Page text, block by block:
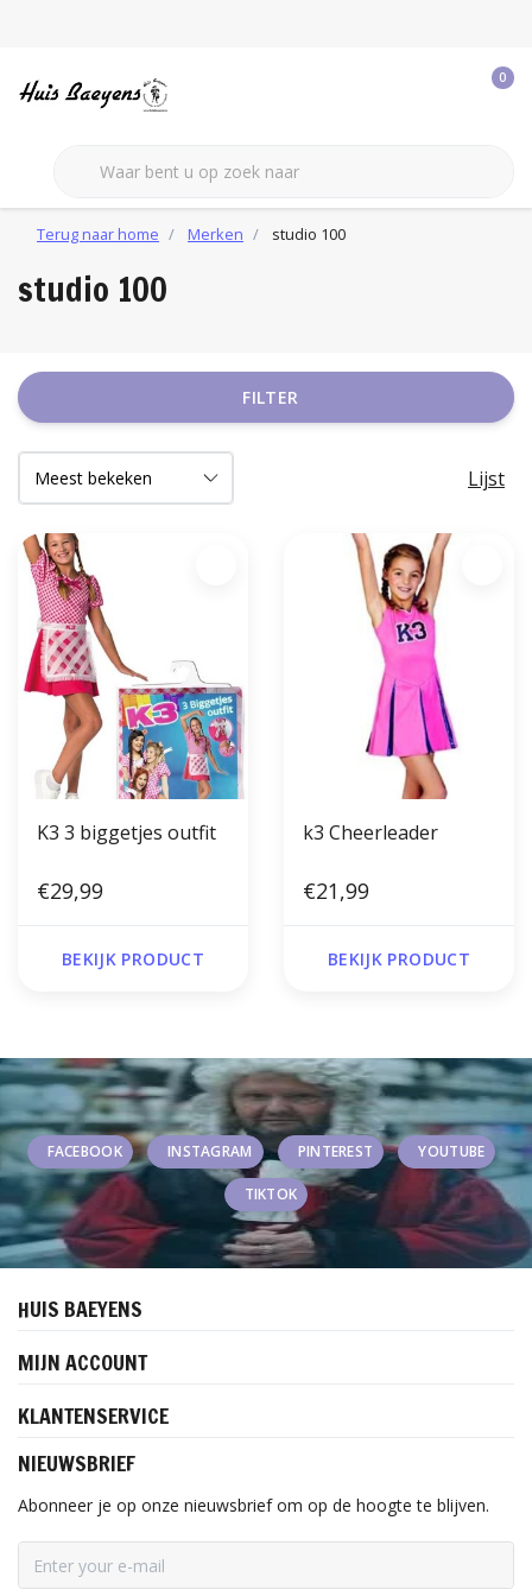
0
Terug naar home Merken studio 100
studio 100
FILTER
Lijst
K3 3 biggetjes outfit
€29,99
BEKIJK PRODUCT
k3 Cheerleader
€21,99
BEKIJK PRODUCT
FACEBOOK INSTAGRAM PINTEREST YOUTUBE
TIKTOK
HUIS BAEYENS
MIJN ACCOUNT
KLANTENSERVICE
NIEUWSBRIEF
Abonneer je op onze nieuwsbrief om op de hoogte te blijven.